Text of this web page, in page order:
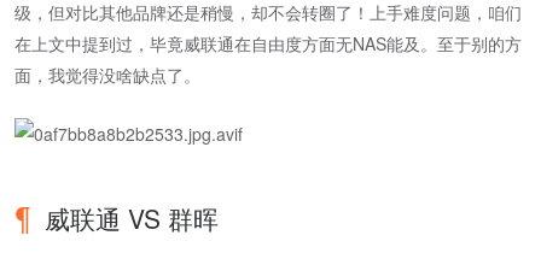
级，但对比其他品牌还是稍慢，却不会转圈了！上手难度问题，咱们
在上文中提到过，毕竟威联通在自由度方面无NAS能及。至于别的方
面，我觉得没啥缺点了。
威联通 VS 群晖